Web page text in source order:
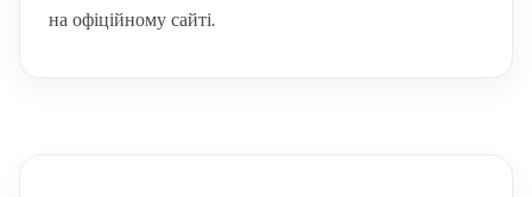
на офіційному сайті.